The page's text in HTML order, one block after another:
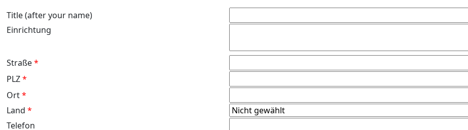
Title (after your name)
Einrichtung
Straße*
PLZ*
Ort*
Land *
Telefon